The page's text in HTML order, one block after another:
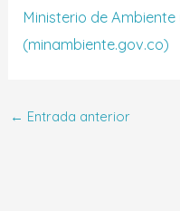
Ministerio de
(minambiente.gov.co)
← Entrada anterior